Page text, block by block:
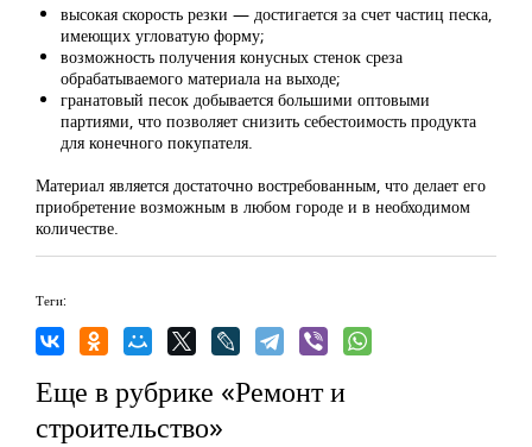
высокая скорость резки — достигается за счет частиц песка,
имеющих угловатую форму;
возможность получения конусных стенок среза
обрабатываемого материала на выходе;
гранатовый песок добывается большими оптовыми
партиями, что позволяет снизить себестоимость продукта
для конечного покупателя.
Материал является достаточно востребованным, что делает его
приобретение возможным в любом городе и в необходимом
количестве.
Теги:
Еще в рубрике «Ремонт и
строительство»